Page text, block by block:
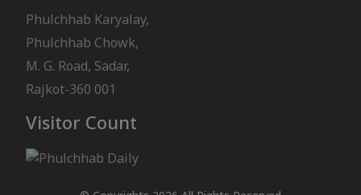
Phulchhab Karyalay,
Phulchhab Chowk,
M. G. Road, Sadar,
Rajkot-360 001
Visitor Count